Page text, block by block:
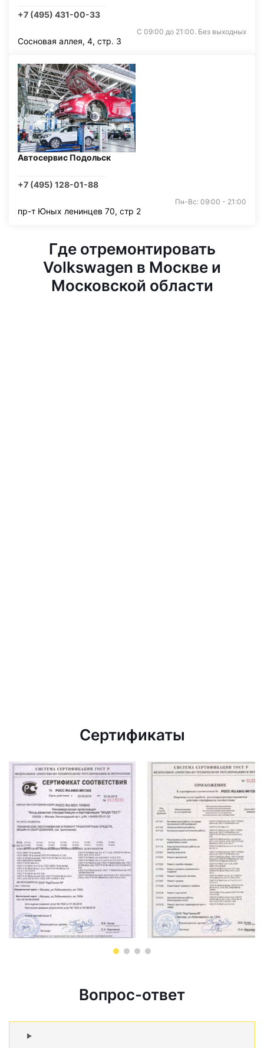
+7 (495) 431-00-33
С 09:00 до 21:00. Без выходных
Сосновая аллея, 4, стр. 3
Автосервис Подольск
+7 (495) 128-01-88
Пн-Вс: 09:00 - 21:00
пр-т Юных ленинцев 70, стр 2
Где отремонтировать
Volkswagen в Москве и
Московской области
Сертификаты
Вопрос-ответ